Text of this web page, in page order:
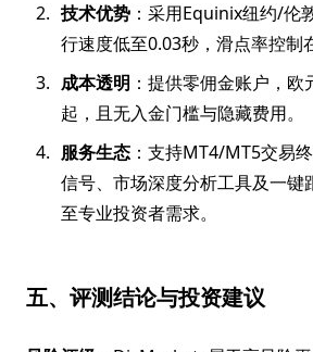
技术优势 ：采用Equinix纽约/伦
行速度低至0.03秒，滑点率控制
成本透明 ：提供零佣金账户，
起，且无入金门槛与隐藏费用。
服务生态 ：支持MT4/MT5交易
信号、市场深度分析工具及一键
至专业投资者需求。
五、评测结论与投资建议